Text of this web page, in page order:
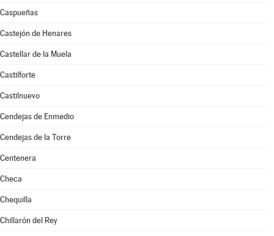
Caspueñas
Castejón de Henares
Castellar de la Muela
Castilforte
Castilnuevo
Cendejas de Enmedio
Cendejas de la Torre
Centenera
Checa
Chequilla
Chillarón del Rey